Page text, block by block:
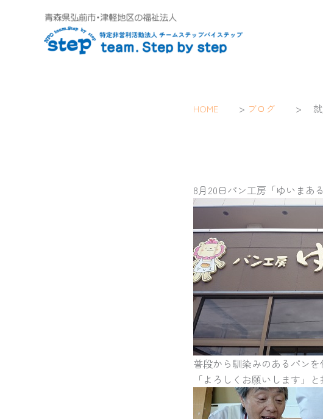
HOME > ブログ >
8月20日パン工房「ゆいま
普段から馴染みのあるパン
「よろしくお願いします」